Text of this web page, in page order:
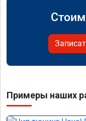
Примеры наших